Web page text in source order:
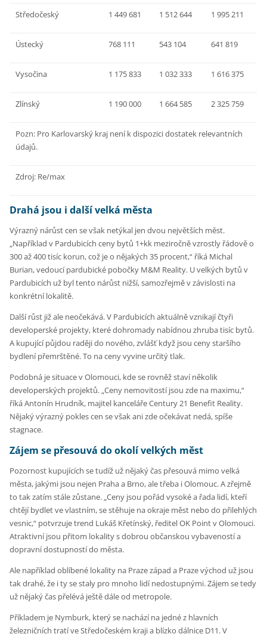
Středočeský 1 449 681 1 512 644 1 995 211
Ústecký 768 111 543 104 641 819
Vysočina 1 175 833 1 032 333 1 616 375
Zlínský 1 190 000 1 664 585 2 325 759
Pozn: Pro Karlovarský kraj není k dispozici dostatek relevantních
údajů.
Zdroj: Re/max
Drahá jsou i další velká města
Výrazný nárůst cen se však netýkal jen dvou největších měst.
„Například v Pardubicích ceny bytů 1+kk meziročně vzrostly řádově o
300 až 400 tisíc korun, což je o nějakých 35 procent,“ říká Michal
Burian, vedoucí pardubické pobočky M&M Reality. U velkých bytů v
Pardubicích už byl tento nárůst nižší, samozřejmě v závislosti na
konkrétní lokalitě.
Další růst již ale neočekává. V Pardubicích aktuálně vznikají čtyři
developerské projekty, které dohromady nabídnou zhruba tisíc bytů.
A kupující půjdou raději do nového, zvlášť když jsou ceny staršího
bydlení přemrštěné. To na ceny vyvine určitý tlak.
Podobná je situace v Olomouci, kde se rovněž staví několik
developerských projektů. „Ceny nemovitostí jsou zde na maximu,“
říká Antonín Hrudník, majitel kanceláře Century 21 Benefit Reality.
Nějaký výrazný pokles cen se však ani zde očekávat nedá, spíše
stagnace.
Zájem se přesouvá do okolí velkých měst
Pozornost kupujících se tudíž už nějaký čas přesouvá mimo velká
města, jakými jsou nejen Praha a Brno, ale třeba i Olomouc. A zřejmě
to tak zatím stále zůstane. „Ceny jsou pořád vysoké a řada lidí, kteří
chtějí bydlet ve vlastním, se stěhuje na okraje měst nebo do přilehlých
vesnic,“ potvrzuje trend Lukáš Křetínský, ředitel OK Point v Olomouci.
Atraktivní jsou přitom lokality s dobrou občanskou vybaveností a
dopravní dostupností do města.
Ale například oblíbené lokality na Praze západ a Praze východ už jsou
tak drahé, že i ty se staly pro mnoho lidí nedostupnými. Zájem se tedy
už nějaký čas přelévá ještě dále od metropole.
Příkladem je Nymburk, který se nachází na jedné z hlavních
železničních tratí ve Středočeském kraji a blízko dálnice D11. V